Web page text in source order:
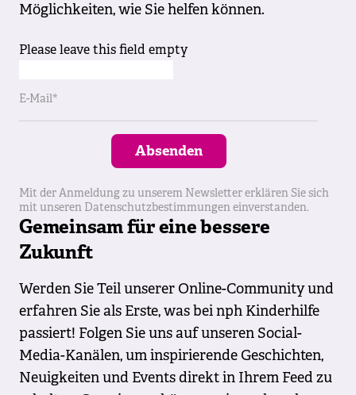
Möglichkeiten, wie Sie helfen können.
Please leave this field empty
E-Mail*
Absenden
Mit der Anmeldung zu unserem Newsletter erklären Sie sich
mit unseren Datenschutzbestimmungen einverstanden.
Gemeinsam für eine bessere
Zukunft
Werden Sie Teil unserer Online-Community und
erfahren Sie als Erste, was bei nph Kinderhilfe
passiert! Folgen Sie uns auf unseren Social-
Media-Kanälen, um inspirierende Geschichten,
Neuigkeiten und Events direkt in Ihrem Feed zu